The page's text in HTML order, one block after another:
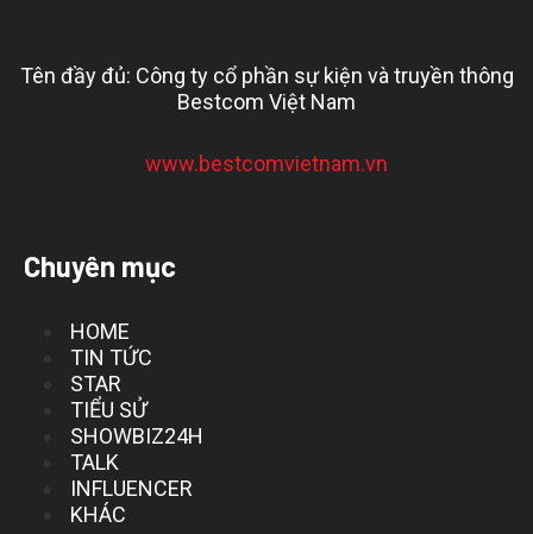
Tên đầy đủ: Công ty cổ phần sự kiện và truyền thông
Bestcom Việt Nam
www.bestcomvietnam.vn
Chuyên mục
HOME
TIN TỨC
STAR
TIỂU SỬ
SHOWBIZ24H
TALK
INFLUENCER
KHÁC